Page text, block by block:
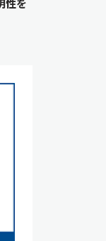
性を